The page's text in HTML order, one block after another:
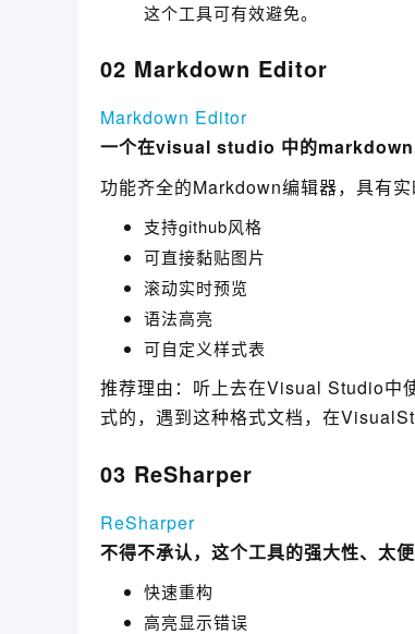
这个工具可有效避免。
02 Markdown Editor
Markdown Editor
一个在visual studio 中的markdown
功能齐全的Markdown编辑器，具有
支持github风格
可直接黏贴图片
滚动实时预览
语法高亮
可自定义样式表
推荐理由：听上去在Visual Studio中
式的，遇到这种格式文档，在
03 ReSharper
ReSharper
不得不承认，这个工具的强大性、太
快速重构
高亮显示错误